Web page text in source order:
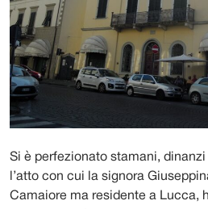
Si è perfezionato stamani,
l’atto con cui la signora
Camaiore ma residente a Lucca,